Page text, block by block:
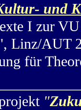
und
I zur
Linz/AUT
für
"